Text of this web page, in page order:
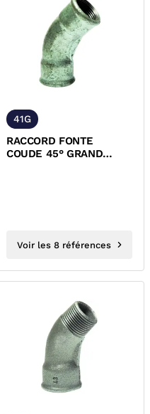
41G
RACCORD FONTE
COUDE 45° GRAND
Voir les 8 références